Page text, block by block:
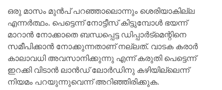
ഒരു മാസം മുൻപ് പറഞ്ഞാലൊന്നും ശെരിയാകില്ല
എന്നർത്ഥം. പെട്ടെന്ന് നോട്ടീസ് കിട്ടുമ്പോൾ ഭയന്ന്
മാറാൻ നോക്കാതെ ബന്ധപ്പെട്ട ഡിപ്പാർട്മെന്റിനെ
സമീപിക്കാൻ നോക്കുന്നതാണ് നല്ലത്. വാടക കരാർ
കാലാവധി അവസാനിക്കുന്നു എന്ന് കരുതി പെട്ടെന്ന്
ഇറക്കി വിടാൻ ലാൻഡ് ലോർഡിനു കഴിയില്ലെന്ന്
നിയമം പറയുന്നുവെന്ന് അറിഞ്ഞിരിക്കുക.